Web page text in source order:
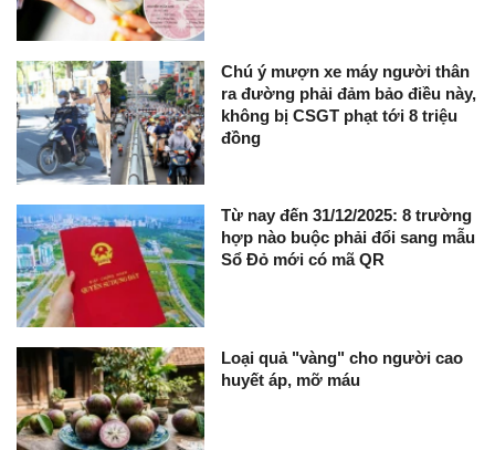
Chú ý mượn xe máy người thân
ra đường phải đảm bảo điều này,
không bị CSGT phạt tới 8 triệu
đồng
Từ nay đến 31/12/2025: 8 trường
hợp nào buộc phải đổi sang mẫu
Sổ Đỏ mới có mã QR
Loại quả "vàng" cho người cao
huyết áp, mỡ máu